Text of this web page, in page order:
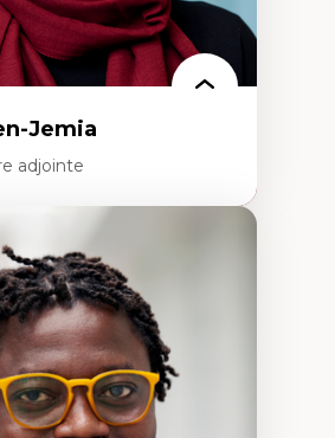
Jemia
adjointe
la ville et représentations
formes et usages au Canada
et représentations des
immigrantes dans l'espace
et urbain
et patrimonialisation
et décolonisation des